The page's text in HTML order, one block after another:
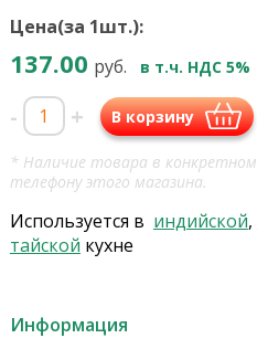
Цена(за 1шт.):
137.00 руб. в т.ч. НДС 5%
- + В корзину
* Наличие товара в
телефону этого магазина.
Используется в индийской,
тайской кухне
Информация